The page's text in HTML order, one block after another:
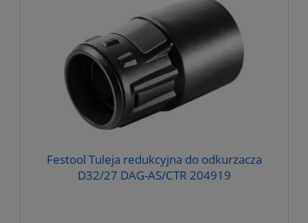
Festool Tuleja redukcyjna do odkurzacza
D32/27 DAG-AS/CTR 204919